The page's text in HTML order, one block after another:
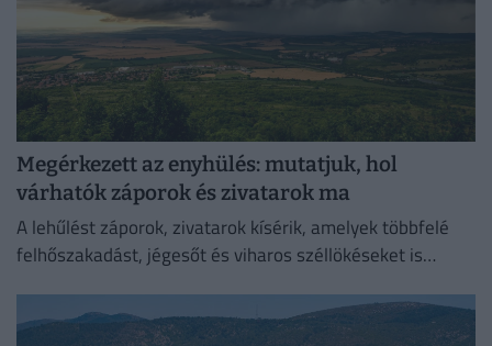
Megérkezett az enyhülés: mutatjuk, hol
várhatók záporok és zivatarok ma
A lehűlést záporok, zivatarok kísérik, amelyek többfelé
felhőszakadást, jégesőt és viharos széllökéseket is